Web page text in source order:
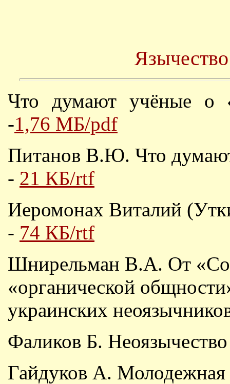
Что думают учёные о
-1,76 МБ/pdf
Питанов В.Ю. Что
- 21 КБ/rtf
Иеромонах Виталий
- 74 КБ/rtf
Шнирельман В.А. От
«органической
украинских
Фаликов Б.
Гайдуков А. Молодежная